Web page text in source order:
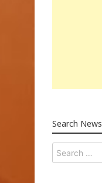
Search News